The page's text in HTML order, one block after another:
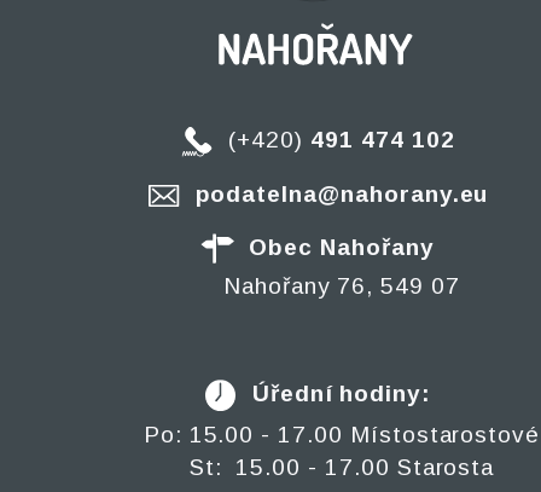
(+420) 491 474 102
podatelna@nahorany.eu
Obec Nahořany
Nahořany 76, 549 07
Úřední hodiny:
Po: 15.00 - 17.00 Místostarostové
St: 15.00 - 17.00 Starosta